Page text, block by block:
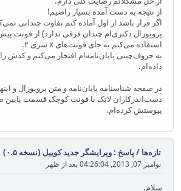
از نتیجه به دست آمده بسیار راضیم!
اگر قرار باشد از اول آماده کنم تفاوت چندانی
پروپوزال دکتری‌ام چندان فرقی ندارد) از فونت
استفاده می‌کنم به جای فونت‌های x سری ۲.
به حروف‌چینی پایان‌نامه‌ام افتخار می‌کنم و کدش
داده‌ام.
در صفحه شناسنامه پایان‌نامه و متن پروپوزال و
دست‌اندرکاران لاتک با فونت کوچک قسمت پایین
پیوستش کرده‌ام.
تازه‌ها / پاسخ : ویرایشگر جدید کوییل (نسخه ۰.۵)
نوامبر 07, 2013, 04:26:04 بعد از ظهر
سلام.